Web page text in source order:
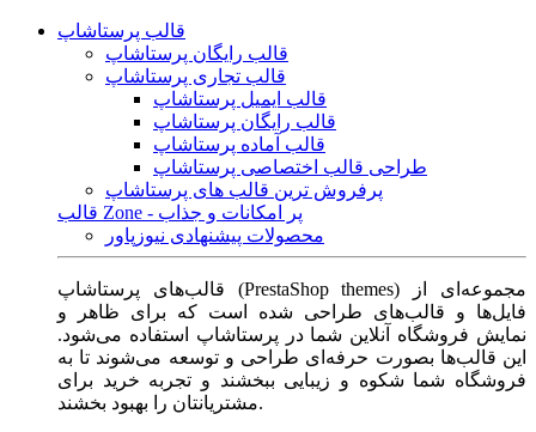
قالب پرستاشاپ
قالب رایگان پرستاشاپ
قالب تجاری پرستاشاپ
قالب ایمیل پرستاشاپ
قالب رایگان پرستاشاپ
قالب آماده پرستاشاپ
طراحی قالب اختصاصی پرستاشاپ
پرفروش ترین قالب های پرستاشاپ
قالب Zone - پر امکانات و جذاب
محصولات پیشنهادی نیوزپاور
قالب‌های پرستاشاپ (PrestaShop themes) مجموعه‌ای از
فایل‌ها و قالب‌های طراحی شده است که برای ظاهر و
نمایش فروشگاه آنلاین شما در پرستاشاپ استفاده می‌شود.
این قالب‌ها بصورت حرفه‌ای طراحی و توسعه می‌شوند تا به
فروشگاه شما شکوه و زیبایی ببخشند و تجربه خرید برای
مشتریانتان را بهبود بخشند.